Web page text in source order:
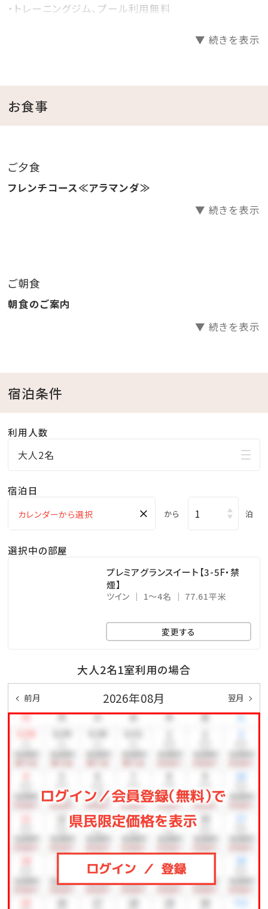
・トレーニングジム、プール利用無料
付 21：30）
・インドアプールご利用無料 ⇒ 8：00～22：00
になる場合がございます。
・エステサロン「CREER DU SPA」 ⇒ 10：00～
【注意事項】
※全室禁煙ルームでございます。
※レストラン「天」のディナーをご希望の場合は、前日ま
※駐車場は有料です（1泊あたり1，000円、上限3，000
円 ※4泊以上は3，000円）
▼ 続きを表示
お食事
ご夕食
フレンチコース≪アラマンダ≫
▼ 続きを表示
ご朝食
朝食のご案内
▼ 続きを表示
宿泊条件
利用人数
大人2名
宿泊日
× から 泊
選択中の部屋
プレミアグランスイート【3-5F・禁
煙】
ツイン 1～4名 77.61平米
変更する
大人2名1室利用の場合
前月 2026年08月 翌月